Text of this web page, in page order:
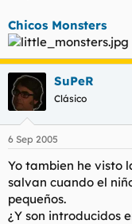
Chicos Monsters
SuPeR
Clásico
6 Sep 2005
Yo tambien he visto
salvan cuando el
pequeños.
¿Y son introducidos